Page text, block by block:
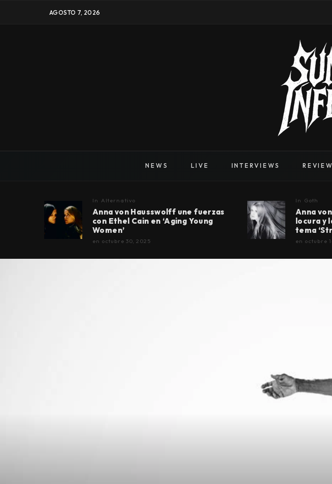
AGOSTO 7, 2026
NEWS LIVE INTERVIEWS
In Alternativo
Anna von Hausswolff une fuerzas
con Ethel Cain en ‘Aging Young
Women’
en octubre 30, 2025
In Goth
Anna
locura y
tema
en octubre